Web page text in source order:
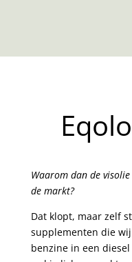
Waarom dan de
de markt?
Dat klopt, maar zelf
supplementen die
benzine in een